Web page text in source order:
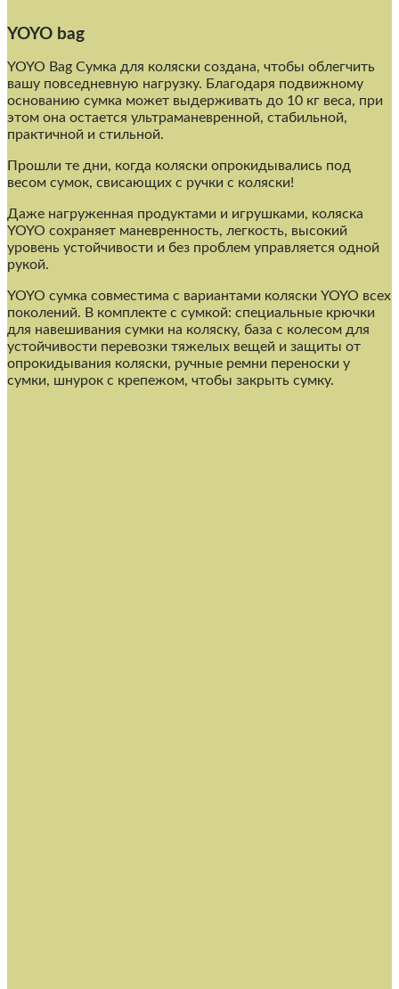
YOYO bag
YOYO Bag Сумка для коляски создана, чтобы облегчить
вашу повседневную нагрузку. Благодаря подвижному
основанию сумка может выдерживать до 10 кг веса, при
этом она остается ультраманевренной, стабильной,
практичной и стильной.
Прошли те дни, когда коляски опрокидывались под
весом cумок, свисающих с ручки с коляски!
Даже нагруженная продуктами и игрушками, коляска
YOYO сохраняет маневренность, легкость, высокий
уровень устойчивости и без проблем управляется одной
рукой.
YOYO сумка совместима с вариантами коляски YOYO всех
поколений. В комплекте с сумкой: специальные крючки
для навешивания сумки на коляску, база с колесом для
устойчивости перевозки тяжелых вещей и защиты от
опрокидывания коляски, ручные ремни переноски у
сумки, шнурок с крепежом, чтобы закрыть сумку.